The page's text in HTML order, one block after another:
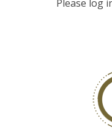
Please log